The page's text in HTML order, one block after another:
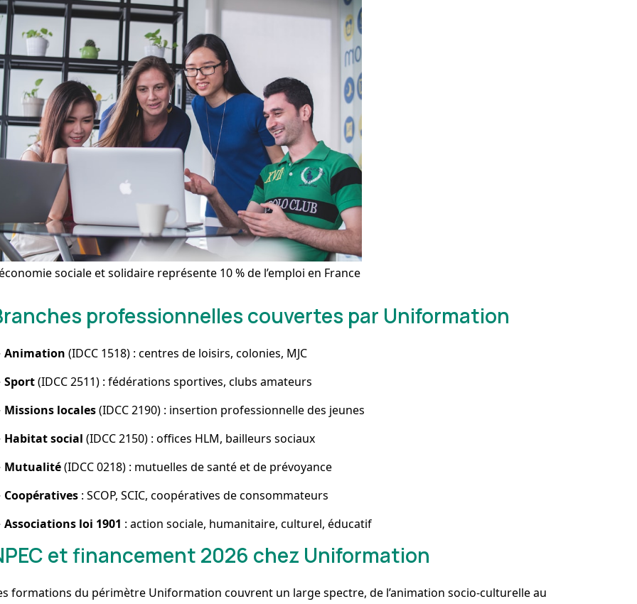
sociale et solidaire représente 10 % de l’emploi en France
professionnelles couvertes par Uniformation
Animation (IDCC 1518) : centres de loisirs, colonies, MJC
Sport(IDCC 2511) : fédérations sportives, clubs amateurs
Missions locales(IDCC 2190) : insertion professionnelle des jeunes
Habitat social (IDCC 2150) : offices HLM, bailleurs sociaux
Mutualité(IDCC 0218) : mutuelles de santé et de prévoyance
Coopératives : SCOP, SCIC, coopératives de consommateurs
Associations loi 1901 : action sociale, humanitaire, culturel, éducatif
et financement 2026 chez Uniformation
formations du périmètre Uniformation couvrent un large spectre, de l’animation socio-culturelle au